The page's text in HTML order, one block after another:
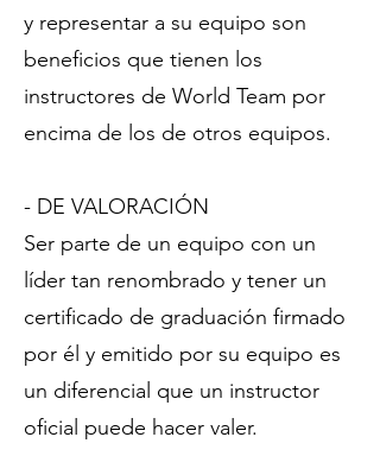
y representar a su equipo son
beneficios que tienen los
instructores de World Team por
encima de los de otros equipos.
- DE VALORACIÓN
Ser parte de un equipo con un
líder tan renombrado y tener un
certificado de graduación firmado
por él y emitido por su equipo es
un diferencial que un instructor
oficial puede hacer valer.